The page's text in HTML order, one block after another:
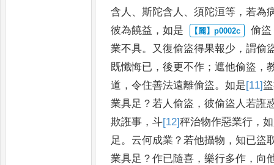
含人 、斯陀含人 、須陀洹等 ， 若為
彼為饒益 ，如是 偷盜
業不具。 又復偷盜得果報少 ，謂偷
既懺悔已 ，後更不作 ；遮他偷盜 ，
道 ，令住善法遠離偷盜。如是[11]盜
業具足 ？ 若人偷盜 ，彼偷盜人若誑
欺誑事 ，斗[12]秤治物作惡業行 ，如
足 。 云何成業 ？ 若他攝物 ，知已盜
業具足 ？作已隨喜 ，樂行多作 ， 向